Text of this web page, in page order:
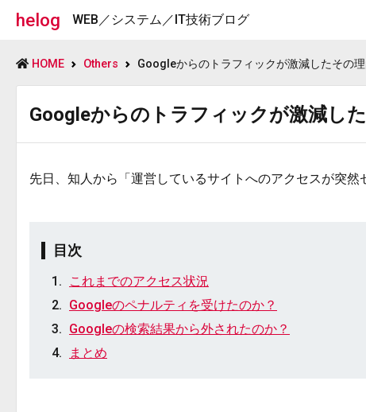
helog WEB／システム／IT技術ブログ
HOME Others Googleからのトラフィックが激減したその
Googleからのトラフィックが激減し
先日、知人から「運営しているサイトへのアクセスが突
目次
これまでのアクセス状況
Googleのペナルティを受けたのか？
Googleの検索結果から外されたのか？
まとめ